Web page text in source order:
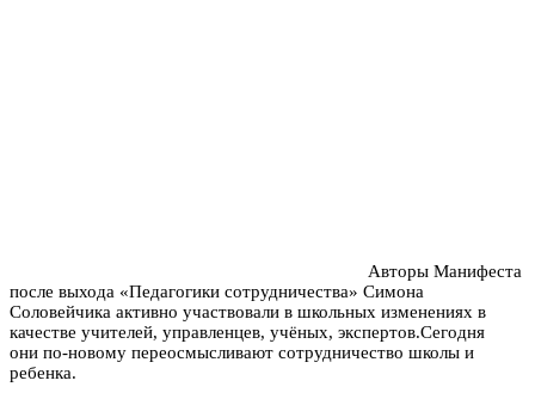
Авторы Манифеста
после выхода «Педагогики сотрудничества» Симона
Соловейчика активно участвовали в школьных изменениях в
качестве учителей, управленцев, учёных, экспертов.Сегодня
они по-новому переосмысливают сотрудничество школы и
ребенка.